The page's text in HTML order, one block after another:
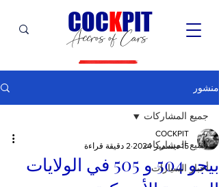
Accros of Cars
COCKPIT
منشور
جميع المشاركات
أخبار السيارات
جميع المشاركات
بيجو 504 و 505 في الولايات
COCKPIT
15 ديسمبر 2024
2 دقيقة قراءة